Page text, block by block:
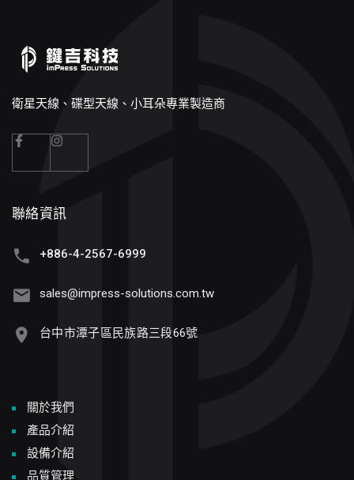
衛星天線、碟型天線、小耳朵專業製造商
聯絡資訊
+886-4-2567-6999
sales@impress-solutions.com.tw
台中市潭子區民族路三段66號
關於我們
產品介紹
設備介紹
品質管理